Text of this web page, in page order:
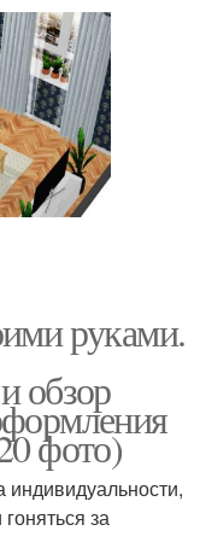
руками.
обзор
фото)
индивидуальности,
за